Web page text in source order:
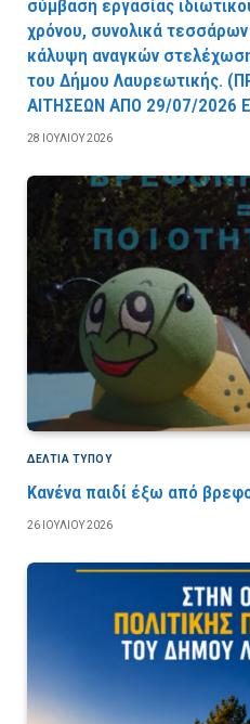
σύμβαση εργασίας
χρόνου, συνολικά
κάλυψη αναγκών
του Δήμου Λαυρεωτικής.
AITHΣEΩN AΠO 29/07/2026
28 ΙΟΥΛΊΟΥ 2026
ΔΕΛΤΙΑ ΤΥΠΟΥ
Κανένα παιδί έξω από
26 ΙΟΥΛΊΟΥ 2026